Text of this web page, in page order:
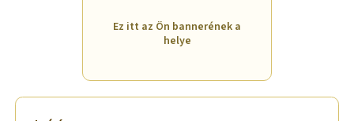
Ez itt az Ön bannerének a
helye